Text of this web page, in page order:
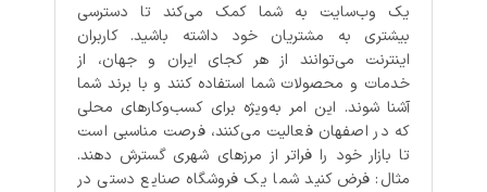
یک وب‌سایت به شما کمک می‌کند تا دسترسی
بیشتری به مشتریان خود داشته باشید. کاربران
اینترنت می‌توانند از هر کجای ایران و جهان، از
خدمات و محصولات شما استفاده کنند و با برند شما
آشنا شوند. این امر به‌ویژه برای کسب‌وکارهای محلی
که در اصفهان فعالیت می‌کنند، فرصت مناسبی است
تا بازار خود را فراتر از مرزهای شهری گسترش دهند.
مثال: فرض کنید شما یک فروشگاه صنایع دستی در